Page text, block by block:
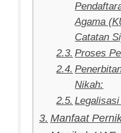
Agama
Catatan
Proses
Nikah:
Manfaat